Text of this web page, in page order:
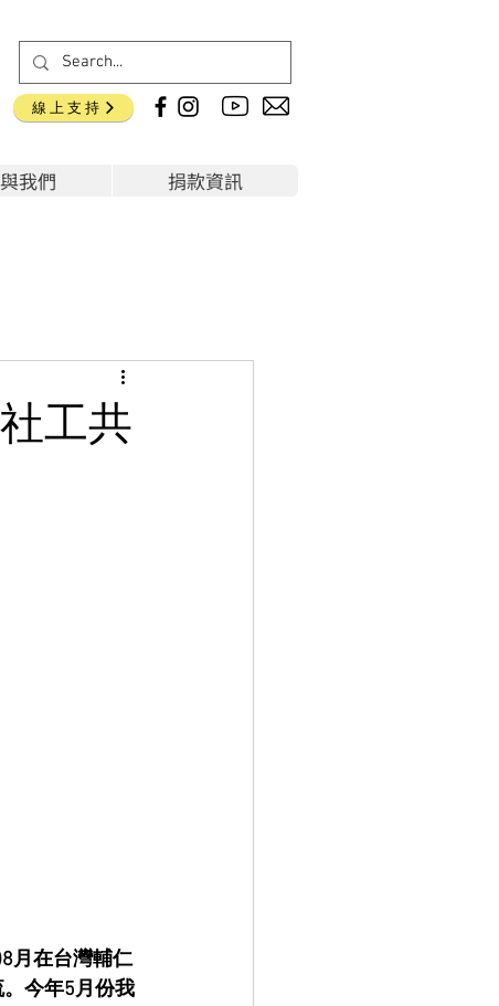
線上支持
我們 捐款資訊
工共
月在台灣輔仁
今年5月份我